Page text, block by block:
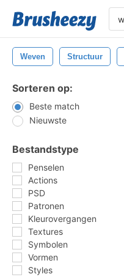
Weven Structuur
Sorteren op:
Beste match
Nieuwste
Bestandstype
Penselen
Actions
PSD
Patronen
Kleurovergangen
Textures
Symbolen
Vormen
Styles